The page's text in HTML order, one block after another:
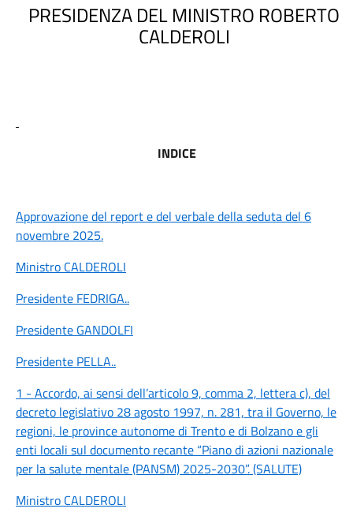
PRESIDENZA DEL MINISTRO ROBERTO
CALDEROLI
INDICE
Approvazione del report e del verbale della seduta del 6
novembre 2025.
Ministro CALDEROLI
Presidente FEDRIGA..
Presidente GANDOLFI
Presidente PELLA..
1 - Accordo, ai sensi dell’articolo 9, comma 2, lettera c), del
decreto legislativo 28 agosto 1997, n. 281, tra il Governo, le
regioni, le province autonome di Trento e di Bolzano e gli
enti locali sul documento recante “Piano di azioni nazionale
per la salute mentale (PANSM) 2025-2030”. (SALUTE)
Ministro CALDEROLI